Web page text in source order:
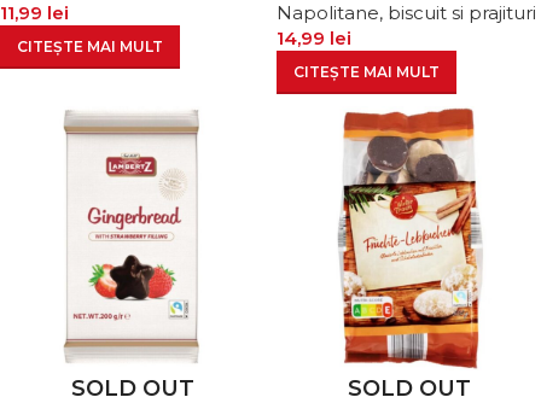
11,99 lei
CITEȘTE MAI MULT
Napolitane, biscuit si prajituri
14,99 lei
CITEȘTE MAI MULT
SOLD OUT SOLD OUT